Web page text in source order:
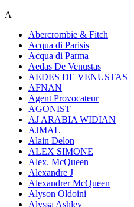
A
Abercrombie & Fitch
Acqua di Parisis
Acqua di Parma
Aedas De Venustas
AEDES DE VENUSTAS
AFNAN
Agent Provocateur
AGONIST
AJ ARABIA WIDIAN
AJMAL
Alain Delon
ALEX SIMONE
Alex. McQueen
Alexandre J
Alexandrer McQueen
Alyson Oldoini
Alyssa Ashley